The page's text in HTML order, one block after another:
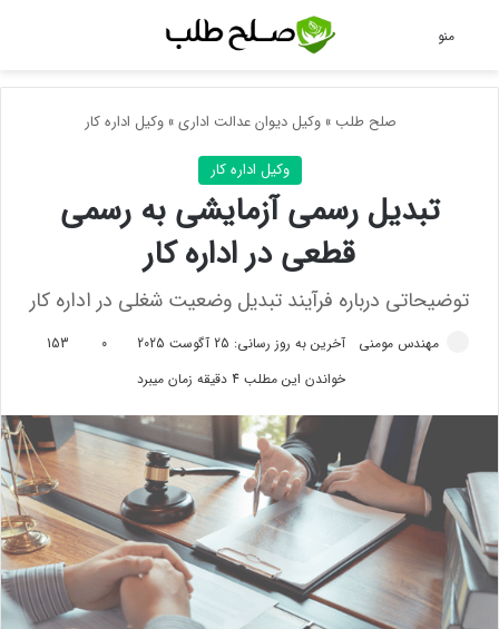
منو
صلح طلب » وکیل دیوان عدالت اداری» وکیل اداره کار
وکیل اداره کار
تبدیل رسمی آزمایشی به رسمی
قطعی در اداره کار
توضیحاتی درباره فرآیند تبدیل وضعیت شغلی در اداره کار
مهندس مومنی آخرین به روز رسانی: 25 آگوست 2025 0
153
خواندن این مطلب 4 دقیقه زمان میبرد